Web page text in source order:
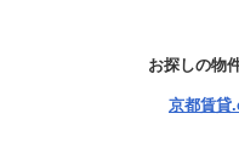
お探しの物
京都賃貸